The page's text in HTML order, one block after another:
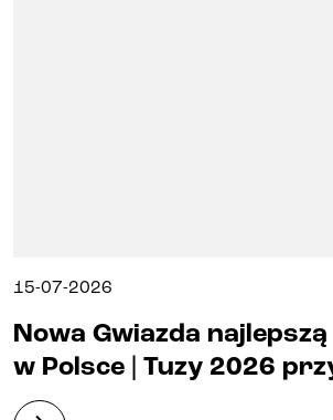
15-07-2026
Nowa Gwiazda
w Polsce | Tuzy 2026